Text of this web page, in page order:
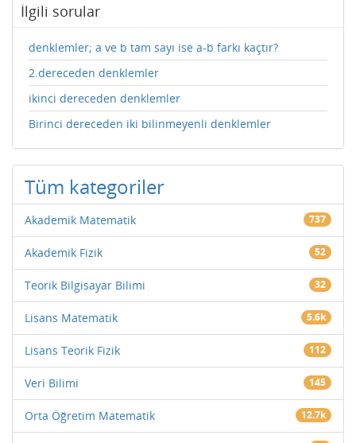
İlgili sorular
denklemler; a ve b tam sayı ise a-b farkı kaçtır?
2.dereceden denklemler
ikinci dereceden denklemler
Birinci dereceden iki bilinmeyenli denklemler
Tüm kategoriler
Akademik Matematik 737
Akademik Fizik 52
Teorik Bilgisayar Bilimi 32
Lisans Matematik 5.6k
Lisans Teorik Fizik 112
Veri Bilimi 145
Orta Öğretim Matematik 12.7k